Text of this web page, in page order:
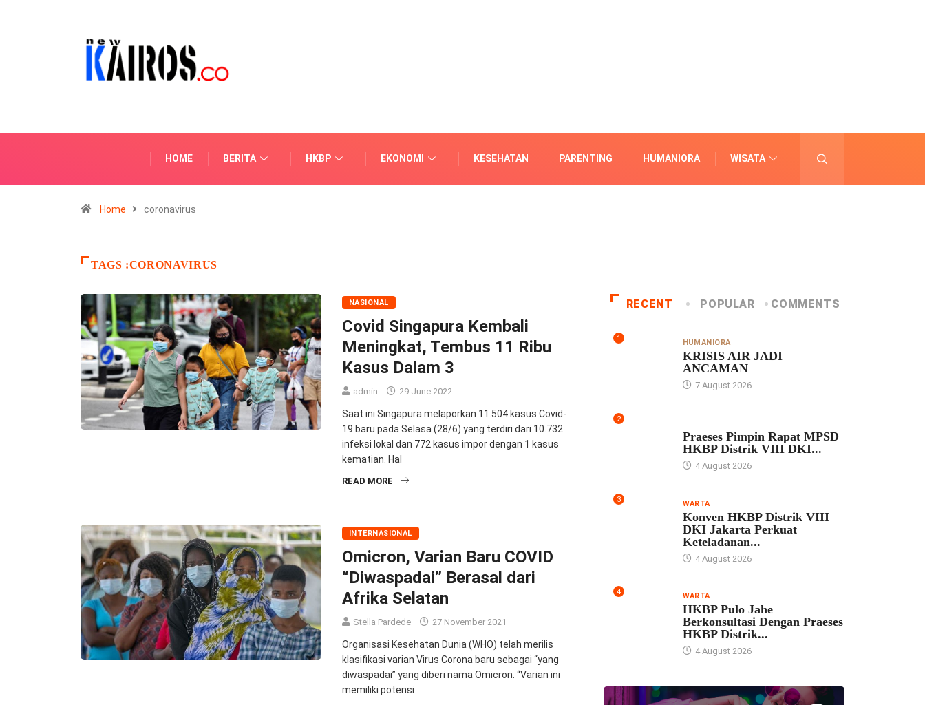
HOME BERITA HKBP EKONOMI KESEHATAN PARENTING HUMANIORA WISATA
Home coronavirus
TAGS :CORONAVIRUS
NASIONAL
Covid Singapura Kembali
Meningkat, Tembus 11 Ribu
Kasus Dalam 3
admin 29 June 2022
Saat ini Singapura melaporkan 11.504 kasus Covid-
19 baru pada Selasa (28/6) yang terdiri dari 10.732
infeksi lokal dan 772 kasus impor dengan 1 kasus
kematian. Hal
READ MORE
INTERNASIONAL
Omicron, Varian Baru COVID
“Diwaspadai” Berasal dari
Afrika Selatan
Stella Pardede 27 November 2021
Organisasi Kesehatan Dunia (WHO) telah merilis
klasifikasi varian Virus Corona baru sebagai “yang
diwaspadai” yang diberi nama Omicron. “Varian ini
memiliki potensi
RECENT POPULAR COMMENTS
1 HUMANIORA
KRISIS AIR JADI
ANCAMAN
7 August 2026
2
Praeses Pimpin Rapat MPSD
HKBP Distrik VIII DKI...
4 August 2026
3 WARTA
Konven HKBP Distrik VIII
DKI Jakarta Perkuat
Keteladanan...
4 August 2026
4 WARTA
HKBP Pulo Jahe
Berkonsultasi Dengan Praeses
HKBP Distrik...
4 August 2026